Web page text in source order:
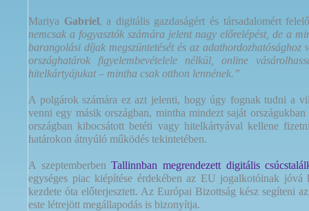
Mariya Gabriel, a digitális gazdaságért és társadalomért
nemcsak a fogyasztók számára jelent nagy előrelépést, de a
barangolási díjak megszüntetését és az
országhatárok figyelembevételele nélkül, online
hitelkártyájukat – mintha csak otthon lennének.”
A polgárok számára ez azt jelenti, hogy úgy fognak tudni a
venni egy másik országban, mintha mindezt saját
országban kibocsátott betéti vagy hitelkártyával kellene
határokon átnyúló működés tekintetében.
A szeptemberbenTallinnban megrendezett digitális
egységes piac kiépítése érdekében az EU jogalkotóinak
kezdete óta előterjesztett. Az Európai Bizottság kész segíteni
este létrejött megállapodás is bizonyítja.